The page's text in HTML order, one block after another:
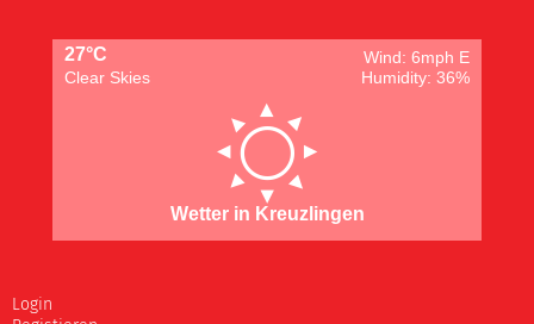
27°C
Wind: 6mph E
Clear Skies
Humidity: 36%
Wetter in Kreuzlingen
Login